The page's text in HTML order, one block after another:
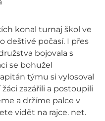
konal turnaj škol ve
deštivé počasí. I přes
bojovala s
se bohužel
týmu si vylosoval
zazářili a postoupili
a držíme palce v
vidět na rajce. net.